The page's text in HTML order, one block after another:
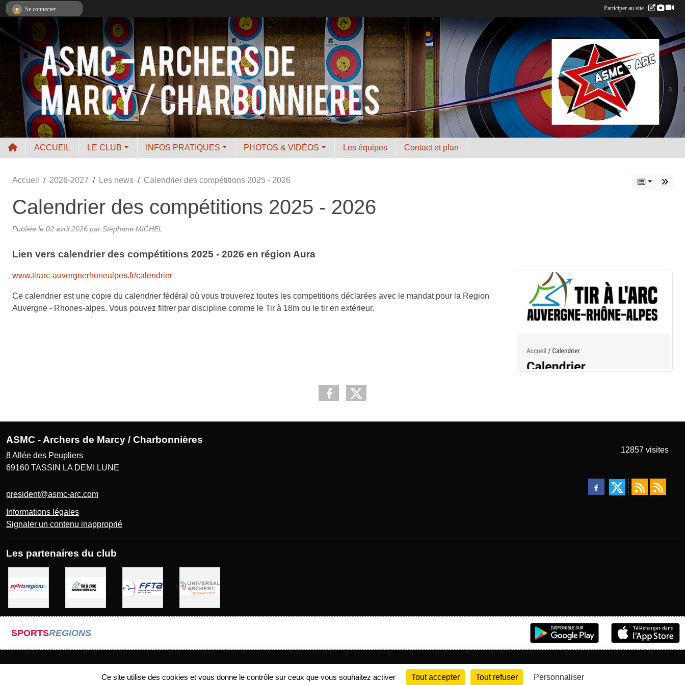
ACCUEIL LE CLUB INFOS PRATIQUES PHOTOS & VIDÉOS Les équipes Contact et plan
Accueil 2026-2027 Les news Calendrier des compétitions 2025 - 2026
Calendrier des compétitions 2025 - 2026
Publiée le 02 avril 2026 par Stéphane MICHEL
Lien vers calendrier des compétitions 2025 - 2026 en région Aura
www.tirarc-auvergnerhonealpes.fr/calendrier
Ce calendrier est une copie du calendrier fédéral où vous trouverez toutes les competitions déclarées avec le mandat pour la Region
Auvergne - Rhones-alpes. Vous pouvez filtrer par discipline comme le Tir à 18m ou le tir en extérieur.
ASMC - Archers de Marcy / Charbonnières
8 Allée des Peupliers
69160 TASSIN LA DEMI LUNE
president@asmc-arc.com
Informations légales
Signaler un contenu inapproprié
12857 visites
Les partenaires du club
SPORTSREGIONS
Gestion des cookies
Se connecter Participer au site :
Panneau de gestion des cookies
Ce site utilise des cookies et vous donne le contrôle sur ceux que vous souhaitez activer Tout accepter Tout refuser Personnaliser